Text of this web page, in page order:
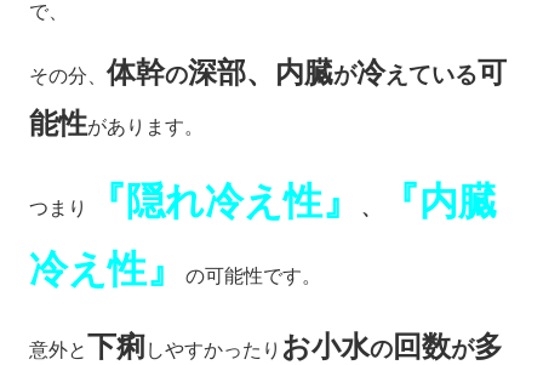
で、
その分、体幹の深部、内臓が冷えている可
能性があります。
つまり 『隠れ冷え性』 、
『内臓
冷え性』
の可能性です。
意外と下痢しやすかったり お小水の回数が多